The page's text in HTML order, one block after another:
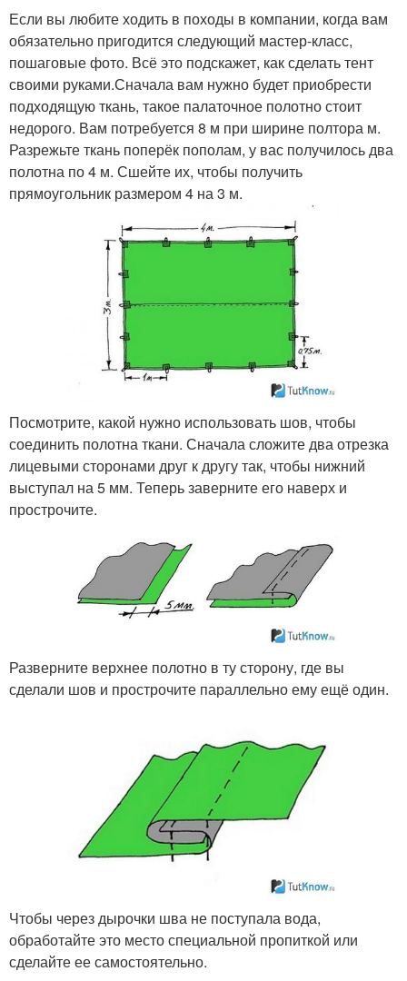
Если вы любите ходить в походы в компании, когда вам
обязательно пригодится следующий мастер-класс,
пошаговые фото. Всё это подскажет, как сделать тент
своими руками.Сначала вам нужно будет приобрести
подходящую ткань, такое палаточное полотно стоит
недорого. Вам потребуется 8 м при ширине полтора м.
Разрежьте ткань поперёк пополам, у вас получилось два
полотна по 4 м. Сшейте их, чтобы получить
прямоугольник размером 4 на 3 м.
Посмотрите, какой нужно использовать шов, чтобы
соединить полотна ткани. Сначала сложите два отрезка
лицевыми сторонами друг к другу так, чтобы нижний
выступал на 5 мм. Теперь заверните его наверх и
прострочите.
Разверните верхнее полотно в ту сторону, где вы
сделали шов и прострочите параллельно ему ещё один.
Чтобы через дырочки шва не поступала вода,
обработайте это место специальной пропиткой или
сделайте ее самостоятельно.